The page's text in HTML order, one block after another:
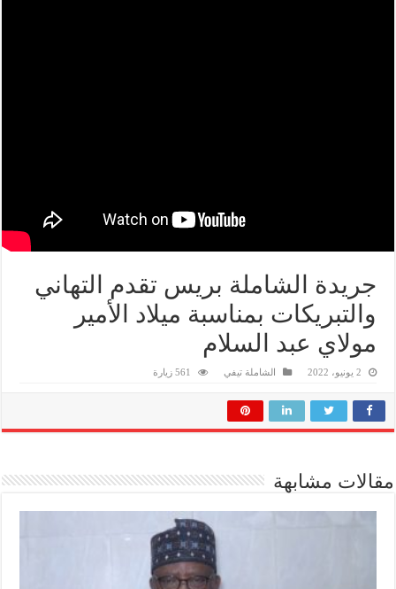
جريدة الشاملة بريس تقدم التهاني
والتبريكات بمناسبة ميلاد الأمير
مولاي عبد السلام
2 يونيو، 2022 الشاملة تيفي 561 زيارة
مقالات مشابهة